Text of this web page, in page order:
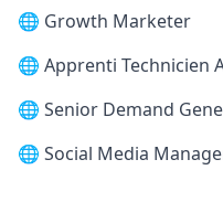
🌐 Growth Marketer
🌐 Apprenti Technicien
🌐 Senior Demand
🌐 Social Media